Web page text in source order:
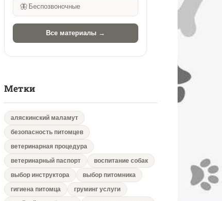
🦋 Беспозвоночные
Все материалы →
Метки
аляскинский маламут
безопасность питомцев
ветеринарная процедура
ветеринарный паспорт
воспитание собак
выбор инструктора
выбор питомника
гигиена питомца
груминг услуги